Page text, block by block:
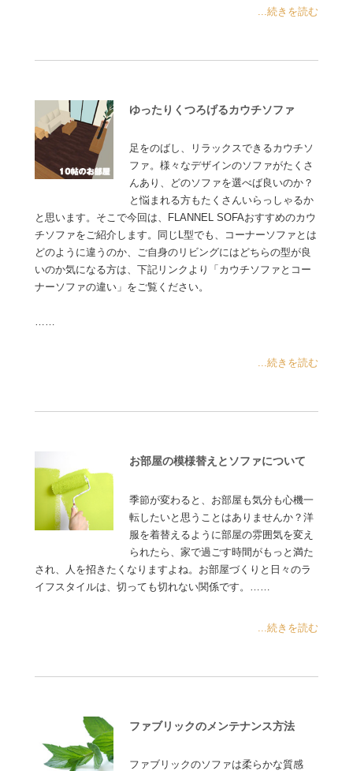
...続きを読む
ゆったりくつろげるカウチソファ
足をのばし、リラックスできるカウチソ
ファ。様々なデザインのソファがたくさ
んあり、どのソファを選べば良いのか？
と悩まれる方もたくさんいらっしゃるか
と思います。そこで今回は、FLANNEL SOFAおすすめのカウ
チソファをご紹介します。同じL型でも、コーナーソファとは
どのように違うのか、ご自身のリビングにはどちらの型が良
いのか気になる方は、下記リンクより「カウチソファとコー
ナーソファの違い」をご覧ください。
……
...続きを読む
お部屋の模様替えとソファについて
季節が変わると、お部屋も気分も心機一
転したいと思うことはありませんか？洋
服を着替えるように部屋の雰囲気を変え
られたら、家で過ごす時間がもっと満た
され、人を招きたくなりますよね。お部屋づくりと日々のラ
イフスタイルは、切っても切れない関係です。……
...続きを読む
ファブリックのメンテナンス方法
ファブリックのソファは柔らかな質感